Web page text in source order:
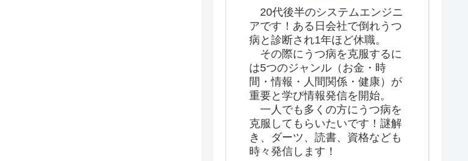
20代後半のシステムエンジニ
アです！ある日会社で倒れうつ
病と診断され1年ほど休職。
その際にうつ病を克服するに
は5つのジャンル（お金・時
間・情報・人間関係・健康）が
重要と学び情報発信を開始。
一人でも多くの方にうつ病を
克服してもらいたいです！謎解
き、ダーツ、読書、資格なども
時々発信します！